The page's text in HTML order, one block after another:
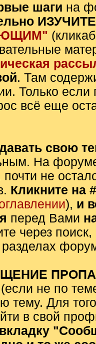
шаги на
. Там
Только если
всё еще
свою
На
не
Кликните на
), и
перед Вами
через
разделах
не по
тему. Для
в свой